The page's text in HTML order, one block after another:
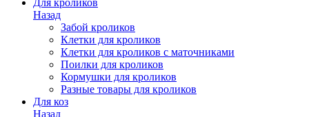
Для кроликов
Назад
Забой кроликов
Клетки для кроликов
Клетки для кроликов с маточниками
Поилки для кроликов
Кормушки для кроликов
Разные товары для кроликов
Для коз
Назад